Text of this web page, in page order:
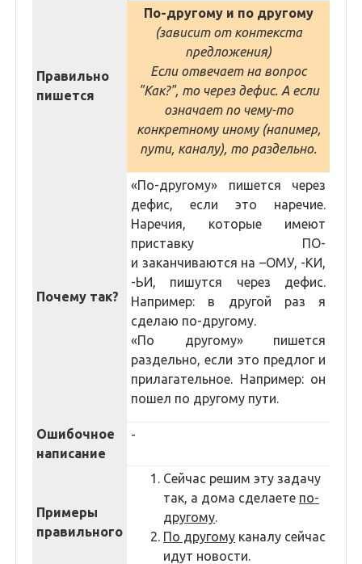
Правильно
пишется
По-другому и по другому
(зависит от контекста
предложения)
Если отвечает на вопрос
"Как?", то через дефис. А если
означает по чему-то
конкретному иному (напимер,
пути, каналу), то раздельно.
Почему так?
«По-другому» пишется через
дефис, если это наречие.
Наречия, которые имеют
приставку ПО-
и заканчиваются на –ОМУ, -КИ,
-ЬИ, пишутся через дефис.
Например: в другой раз я
сделаю по-другому.
«По другому» пишется
раздельно, если это предлог и
прилагательное. Например: он
пошел по другому пути.
Ошибочное
написание
-
Примеры
правильного
Сейчас решим эту задачу
так, а дома сделаете по-
другому.
По другому каналу сейчас
идут новости.